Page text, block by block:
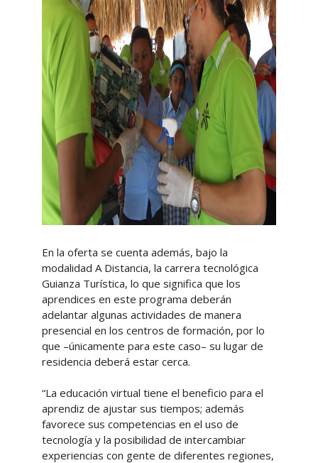
En la oferta se cuenta además, bajo la
modalidad A Distancia, la carrera tecnológica
Guianza Turística, lo que significa que los
aprendices en este programa deberán
adelantar algunas actividades de manera
presencial en los centros de formación, por lo
que –únicamente para este caso– su lugar de
residencia deberá estar cerca.
“La educación virtual tiene el beneficio para el
aprendiz de ajustar sus tiempos; además
favorece sus competencias en el uso de
tecnología y la posibilidad de intercambiar
experiencias con gente de diferentes regiones,